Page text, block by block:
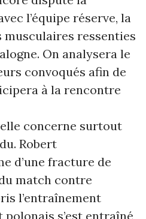
l’équipe réserve, la
musculaires ressenties
On analysera le
convoqués afin de
à la rencontre
concerne surtout
Robert
d’une fracture de
match contre
l’entraînement
s’est entraîné